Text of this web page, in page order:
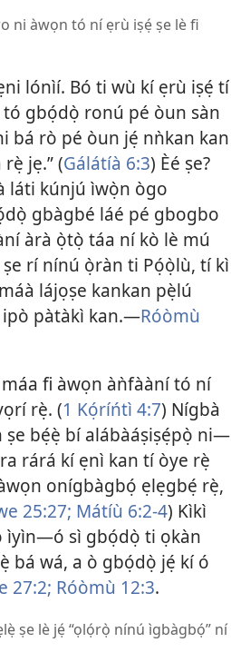
ni àwọn tó ní ẹrù iṣẹ́ ṣe lè fi
lónìí. Bó ti wù kí ẹrù iṣẹ́ tí
gbọ́dọ̀ ronú pé òun sàn
bá rò pé òun jẹ́ nǹkan kan
jẹ.” (Gálátíà 6:3) Èé ṣe?
láti kúnjú ìwọ̀n ògo
gbàgbé láé pé gbogbo
àrà ọ̀tọ̀ táa ní kò lè mú
ṣe rí nínú ọ̀ràn ti Pọ́ọ̀lù, tí kì
lájọṣe kankan pẹ̀lú
ipò pàtàkì kan.—Róòmù
fi àwọn àǹfààní tó ní
rẹ̀. (1 Kọ́ríńtì 4:7) Nígbà
bẹ́ẹ̀ bí alábàáṣiṣẹ́pọ̀ ni—
rárá kí ẹnì kan tí òye rẹ̀
onígbàgbọ́ ẹlẹgbẹ́ rẹ̀,
25:27; Mátíù 6:2-4) Kìkì
ìyìn—ó sì gbọ́dọ̀ ti ọkàn
bá wá, a ò gbọ́dọ̀ jẹ́ kí ó
27:2; Róòmù 12:3.
ṣe lè jẹ́ “ọlọ́rọ̀ nínú ìgbàgbọ́” ní